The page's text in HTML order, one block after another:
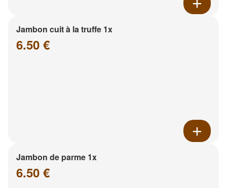
Jambon cuit à la truffe 1x
6.50 €
Jambon de parme 1x
6.50 €